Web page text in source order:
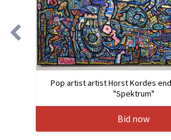
Pop artist artist Horst Kordes
"Spektrum"
Bid now